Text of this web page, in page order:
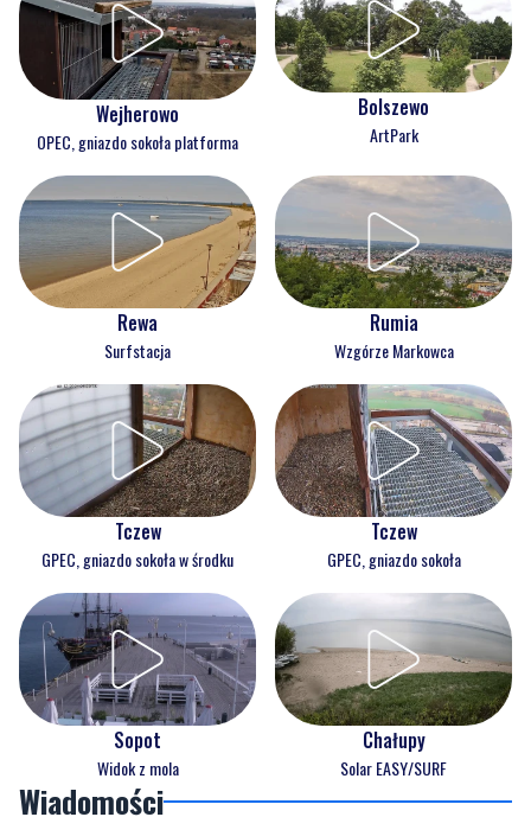
Wejherowo
OPEC, gniazdo sokoła platforma
Bolszewo
ArtPark
Rewa
Surfstacja
Rumia
Wzgórze Markowca
Tczew
GPEC, gniazdo sokoła w środku
Tczew
GPEC, gniazdo sokoła
Sopot
Widok z mola
Chałupy
Solar EASY/SURF
Wiadomości